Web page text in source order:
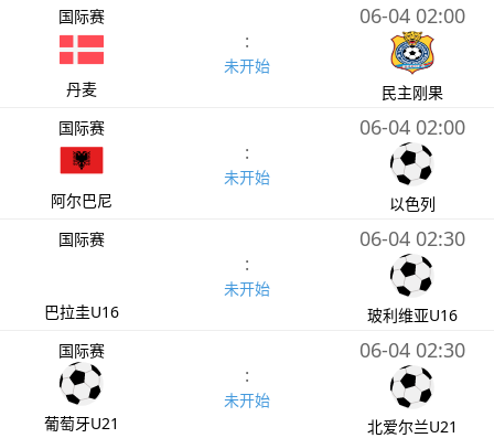
国际赛
丹麦
:
未开始
06-04 02:00
民主刚果
国际赛
阿尔巴尼
:
未开始
06-04 02:00
以色列
国际赛
巴拉圭U16
:
未开始
06-04 02:30
玻利维亚U16
国际赛
葡萄牙U21
:
未开始
06-04 02:30
北爱尔兰U21